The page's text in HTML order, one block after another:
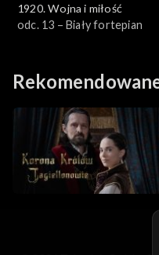
1920. Wojna i miłość
odc. 13 – Biały fortepian